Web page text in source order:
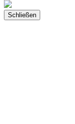
Schließen